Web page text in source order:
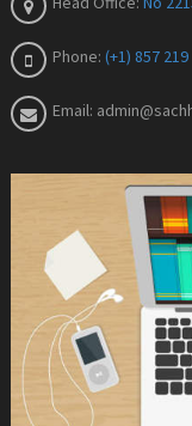
Phone: (+1) 857 219
Email: